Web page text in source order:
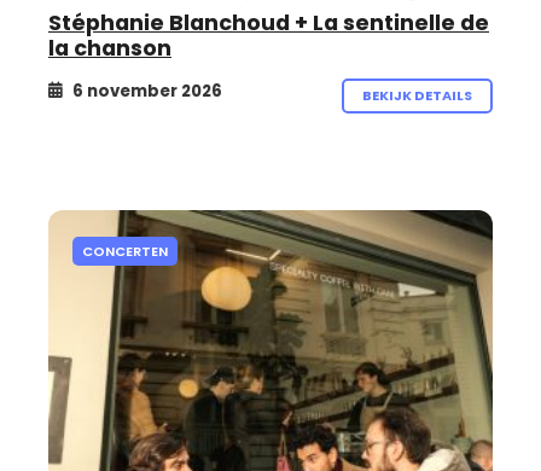
Stéphanie Blanchoud + La sentinelle de
la chanson
6 november 2026 BEKIJK DETAILS
CONCERTEN